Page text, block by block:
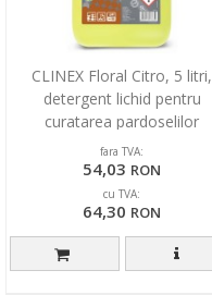
CLINEX Floral Citro, 5 litri,
detergent lichid pentru
curatarea pardoselilor
fara TVA:
54,03 RON
cu TVA:
64,30 RON